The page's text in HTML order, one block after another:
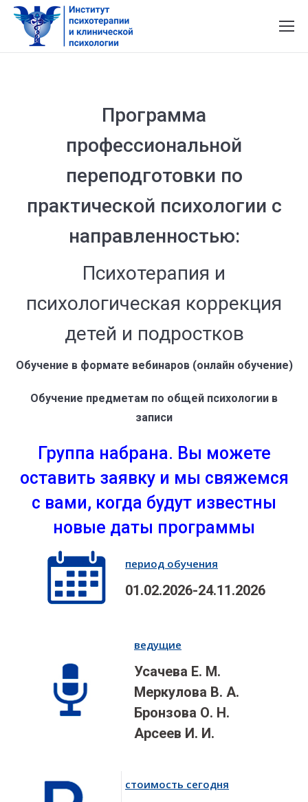
Программа
профессиональной
переподготовки по
практической психологии с
направленностью:
Психотерапия и
психологическая коррекция
детей и подростков
Обучение в формате вебинаров (онлайн обучение)
Обучение предметам по общей психологии в
записи
Группа набрана. Вы можете
оставить заявку и мы свяжемся
с вами, когда будут известны
новые даты программы
период обучения
01.02.2026-24.11.2026
ведущие
Усачева Е. М.
Меркулова В. А.
Бронзова О. Н.
Арсеев И. И.
стоимость сегодня